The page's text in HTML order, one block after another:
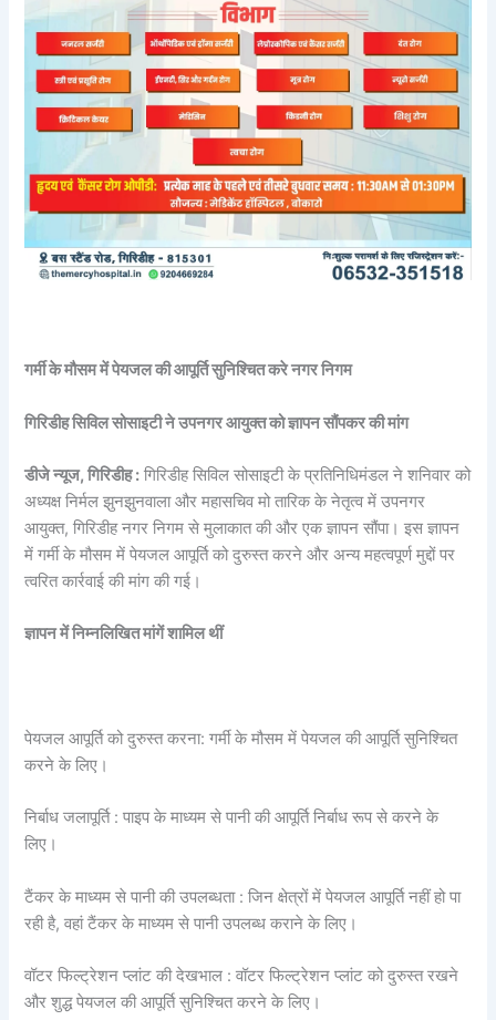
गर्मी के मौसम में पेयजल की आपूर्ति सुनिश्चित करे नगर निगम
गिरिडीह सिविल सोसाइटी ने उपनगर आयुक्त को ज्ञापन सौंपकर की मांग
डीजे न्यूज, गिरिडीह : गिरिडीह सिविल सोसाइटी के प्रतिनिधिमंडल ने शनिवार को
अध्यक्ष निर्मल झुनझुनवाला और महासचिव मो तारिक के नेतृत्व में उपनगर
आयुक्त, गिरिडीह नगर निगम से मुलाकात की और एक ज्ञापन सौंपा। इस ज्ञापन
में गर्मी के मौसम में पेयजल आपूर्ति को दुरुस्त करने और अन्य महत्वपूर्ण मुद्दों पर
त्वरित कार्रवाई की मांग की गई।
ज्ञापन में निम्नलिखित मांगें शामिल थीं
पेयजल आपूर्ति को दुरुस्त करना: गर्मी के मौसम में पेयजल की आपूर्ति सुनिश्चित
करने के लिए।
निर्बाध जलापूर्ति : पाइप के माध्यम से पानी की आपूर्ति निर्बाध रूप से करने के
लिए।
टैंकर के माध्यम से पानी की उपलब्धता : जिन क्षेत्रों में पेयजल आपूर्ति नहीं हो पा
रही है, वहां टैंकर के माध्यम से पानी उपलब्ध कराने के लिए।
वॉटर फिल्ट्रेशन प्लांट की देखभाल : वॉटर फिल्ट्रेशन प्लांट को दुरुस्त रखने
और शुद्ध पेयजल की आपूर्ति सुनिश्चित करने के लिए।